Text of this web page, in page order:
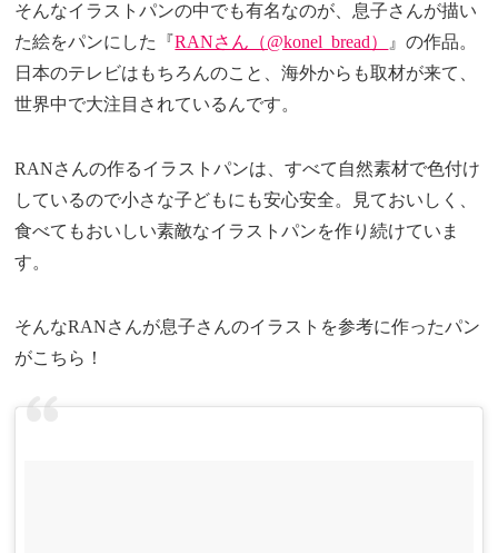
そんなイラストパンの中でも有名なのが、息子さんが描い
た絵をパンにした『RANさん（@konel_bread）
』の作品。
日本のテレビはもちろんのこと、海外からも取材が来て、
世界中で大注目されているんです。
RANさんの作るイラストパンは、すべて自然素材で色付け
しているので小さな子どもにも安心安全。見ておいしく、
食べてもおいしい素敵なイラストパンを作り続けていま
す。
そんなRANさんが息子さんのイラストを参考に作ったパン
がこちら！